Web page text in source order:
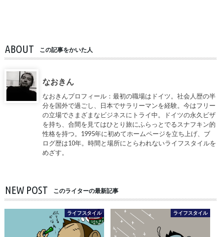
ABOUT この記事をかいた人
なおきん
なおきんプロフィール：最初の職場はドイツ。社会人歴の半
分を国外で過ごし、日本でサラリーマンを経験。今はフリー
の立場でさまざまなビジネスにトライ中。ドイツの永久ビザ
を持ち、合間を見てはひとり旅にふらっとでるスナフキン的
性格を持つ。1995年に初めてホームページを立ち上げ、ブ
ログ歴は10年。時間と場所にとらわれないライフスタイルを
めざす。
NEW POST このライターの最新記事
ライフスタイル ライフスタイル